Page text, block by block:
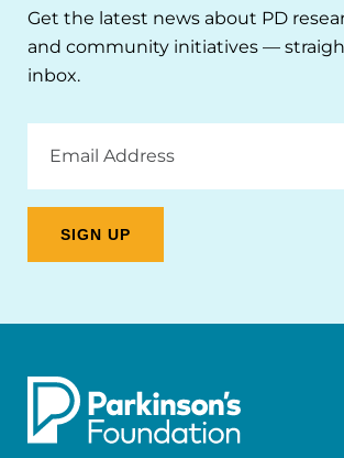
Get the latest news about PD
and community initiatives —
inbox.
Address